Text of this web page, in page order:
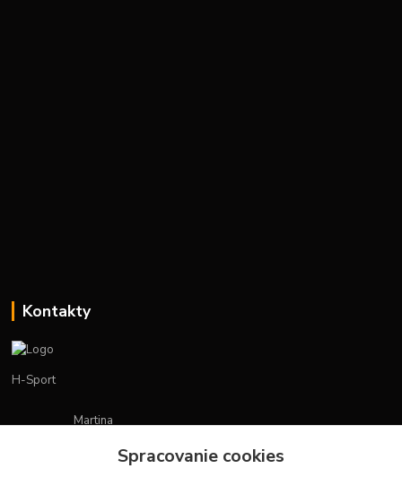
Kontakty
H-Sport
Martina
(Po-Pia, 7-15 hod.)
Spracovanie cookies